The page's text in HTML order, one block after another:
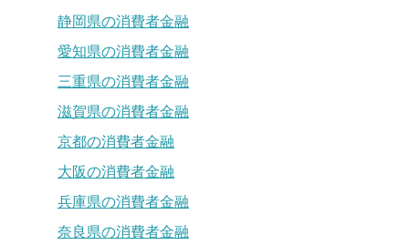
静岡県の消費者金融
愛知県の消費者金融
三重県の消費者金融
滋賀県の消費者金融
京都の消費者金融
大阪の消費者金融
兵庫県の消費者金融
奈良県の消費者金融